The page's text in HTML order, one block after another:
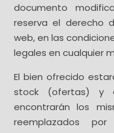
documento
reserva el derecho
web, en las
legales en cualquier
El bien ofrecido
stock (ofertas) y
encontrarán los
reemplazados